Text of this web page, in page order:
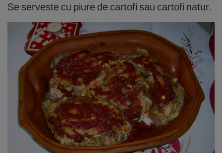
Se serveste cu piure de cartofi sau cartofi natur.